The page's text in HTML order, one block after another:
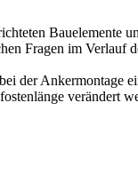
Bauelemente
Fragen im Verlauf
der
verändert